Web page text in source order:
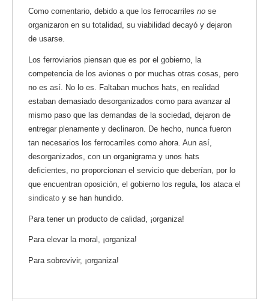
Como comentario, debido a que los ferrocarriles no se
organizaron en su totalidad, su viabilidad decayó y dejaron
de usarse.
Los ferroviarios piensan que es por el gobierno, la
competencia de los aviones o por muchas otras cosas, pero
no es así. No lo es. Faltaban muchos hats, en realidad
estaban demasiado desorganizados como para avanzar al
mismo paso que las demandas de la sociedad, dejaron de
entregar plenamente y declinaron. De hecho, nunca fueron
tan necesarios los ferrocarriles como ahora. Aun así,
desorganizados, con un organigrama y unos hats
deficientes, no proporcionan el servicio que deberían, por lo
que encuentran oposición, el gobierno los regula, los ataca el
sindicato y se han hundido.
Para tener un producto de calidad, ¡organiza!
Para elevar la moral, ¡organiza!
Para sobrevivir, ¡organiza!